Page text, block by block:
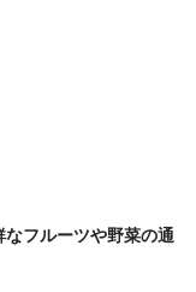
フルーツや野菜の通